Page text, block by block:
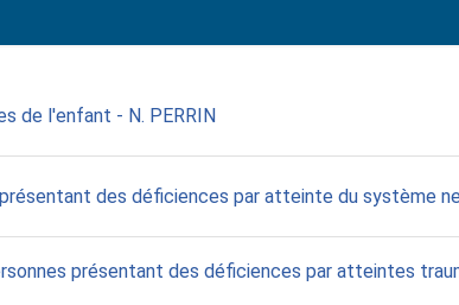
de l'enfant - N. PERRIN
des déficiences par atteinte du système
présentant des déficiences par atteintes